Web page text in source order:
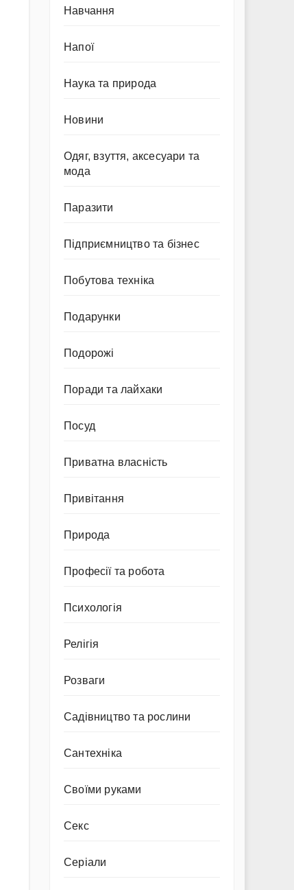
Навчання
Напої
Наука та природа
Новини
Одяг, взуття, аксесуари та
мода
Паразити
Підприємництво та бізнес
Побутова техніка
Подарунки
Подорожі
Поради та лайхаки
Посуд
Приватна власність
Привітання
Природа
Професії та робота
Психологія
Релігія
Розваги
Садівництво та рослини
Сантехніка
Своїми руками
Секс
Серіали